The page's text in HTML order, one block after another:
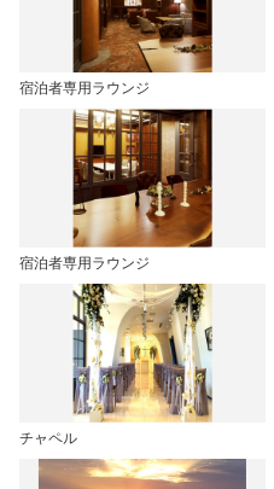
宿泊者専用ラウンジ
宿泊者専用ラウンジ
チャペル